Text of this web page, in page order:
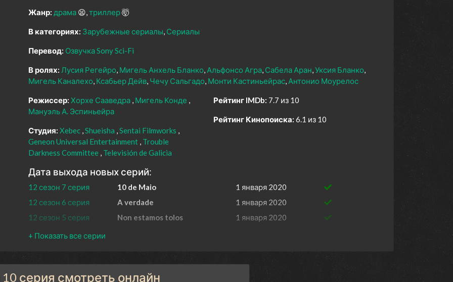
Жанр: драма 😫 триллер🤯
В категориях: Зарубежные сериалы Сериалы
Перевод: Озвучка Sony Sci-Fi
В ролях: Лусия Регейро Мигель Анхель Бланко Альфонсо Агра Сабела Аран Уксия Бланко
Мигель Каналехо Ксабьер Дейв Чечу Сальгадо Монти Кастиньейрас Антонио Моурелос
Режиссер: Хорхе Сааведра Мигель Конде
Мануэль А. Эспиньейра
Студия: Xebec Shueisha Sentai Filmworks
Geneon Universal Entertainment Trouble
Darkness Committee Televisión de Galicia
Рейтинг IMDb: 7.7 из 10
Рейтинг Кинопоиска: 6.1 из 10
Дата выхода новых серий:
12 сезон 7 серия 10 de Maio
1 января 2020
12 сезон 6 серия
A verdade
1 января 2020
12 сезон 5 серия
Non estamos tolos
1 января 2020
12 сезон 4 серия
12 сезон 2 серия
Ha ser culpa das árbores
1 января 2020
12 сезон 1 серия
Pantasmas do pasado
серия смотреть онлайн